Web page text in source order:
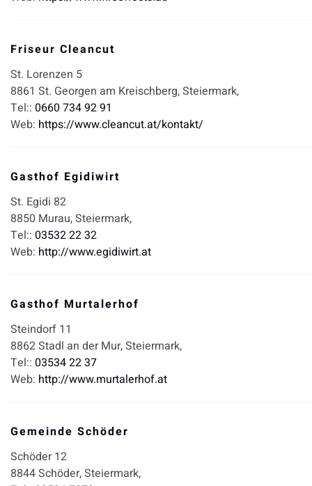
Friseur Cleancut
St. Lorenzen 5
8861 St. Georgen am Kreischberg,Steiermark,
Tel:: 0660 734 92 91
Web: https://www.cleancut.at/kontakt/
Gasthof Egidiwirt
St. Egidi 82
8850 Murau,Steiermark,
Tel:: 03532 22 32
Web: http://www.egidiwirt.at
Gasthof Murtalerhof
Steindorf 11
8862Stadl an der Mur,Steiermark,
Tel:: 03534 22 37
Web: http://www.murtalerhof.at
Gemeinde Schöder
Schöder 12
8844Schöder,Steiermark,